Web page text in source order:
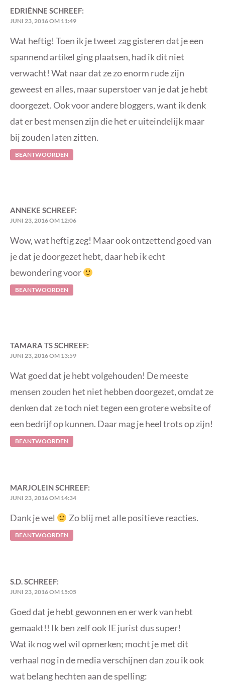
EDRIËNNE SCHREEF:
JUNI 23, 2016 OM 11:49
Wat heftig! Toen ik je tweet zag gisteren dat je een
spannend artikel ging plaatsen, had ik dit niet
verwacht! Wat naar dat ze zo enorm rude zijn
geweest en alles, maar superstoer van je dat je hebt
doorgezet. Ook voor andere bloggers, want ik denk
dat er best mensen zijn die het er uiteindelijk maar
bij zouden laten zitten.
BEANTWOORDEN
ANNEKE SCHREEF:
JUNI 23, 2016 OM 12:06
Wow, wat heftig zeg! Maar ook ontzettend goed van
je dat je doorgezet hebt, daar heb ik echt
bewondering voor
BEANTWOORDEN
TAMARA TSSCHREEF:
JUNI 23, 2016 OM 13:59
Wat goed dat je hebt volgehouden! De meeste
mensen zouden het niet hebben doorgezet, omdat ze
denken dat ze toch niet tegen een grotere website of
een bedrijf op kunnen. Daar mag je heel trots op zijn!
BEANTWOORDEN
MARJOLEINSCHREEF:
JUNI 23, 2016 OM 14:34
Dank je wel Zo blij met alle positieve reacties.
BEANTWOORDEN
S.D.SCHREEF:
JUNI 23, 2016 OM 15:05
Goed dat je hebt gewonnen en er werk van hebt
gemaakt!! Ik ben zelf ook IE jurist dus super!
Wat ik nog wel wil opmerken; mocht je met dit
verhaal nog in de media verschijnen dan zou ik ook
wat belang hechten aan de spelling: